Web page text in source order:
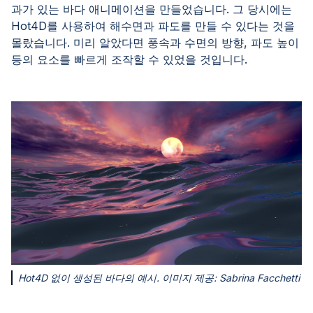
과가 있는 바다 애니메이션을 만들었습니다. 그 당시에는
Hot4D를 사용하여 해수면과 파도를 만들 수 있다는 것을
몰랐습니다. 미리 알았다면 풍속과 수면의 방향, 파도 높이
등의 요소를 빠르게 조작할 수 있었을 것입니다.
Hot4D 없이 생성된 바다의 예시. 이미지 제공: Sabrina Facchetti